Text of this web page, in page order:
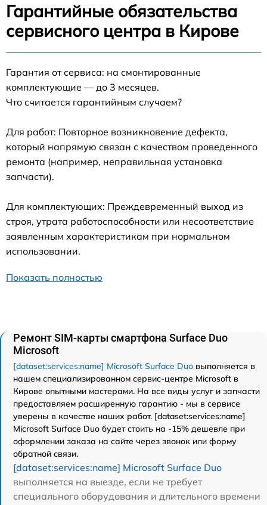
Гарантийные обязательства
сервисного центра в Кирове
Гарантия от сервиса: на смонтированные
комплектующие — до 3 месяцев.
Что считается гарантийным случаем?
Для работ: Повторное возникновение дефекта,
который напрямую связан с качеством проведенного
ремонта (например, неправильная установка
запчасти).
Для комплектующих: Преждевременный выход из
строя, утрата работоспособности или несоответствие
заявленным характеристикам при нормальном
использовании.
Показать полностью
Ремонт SIM-карты смартфона Surface Duo
Microsoft
[dataset:services:name] Microsoft Surface Duo выполняется в
нашем специализированном сервис-центре Microsoft в
Кирове опытными мастерами. На все виды услуг и запчасти
предоставляем расширенную гарантию - мы в сервисе
уверены в качестве наших работ. [dataset:services:name]
Microsoft Surface Duo будет стоить на -15% дешевле при
оформлении заказа на сайте через звонок или форму
обратной связи.
[dataset:services:name] Microsoft Surface Duo
выполняется на выезде, если не требует
специального оборудования и длительного времени